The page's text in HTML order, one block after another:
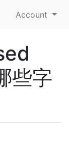
Account
些字